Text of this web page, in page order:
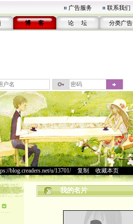
广告服务 联系我们
博 客 论 坛 分类广告
blog.creaders.net/u/13701/> 复制 收藏本页
我的名片